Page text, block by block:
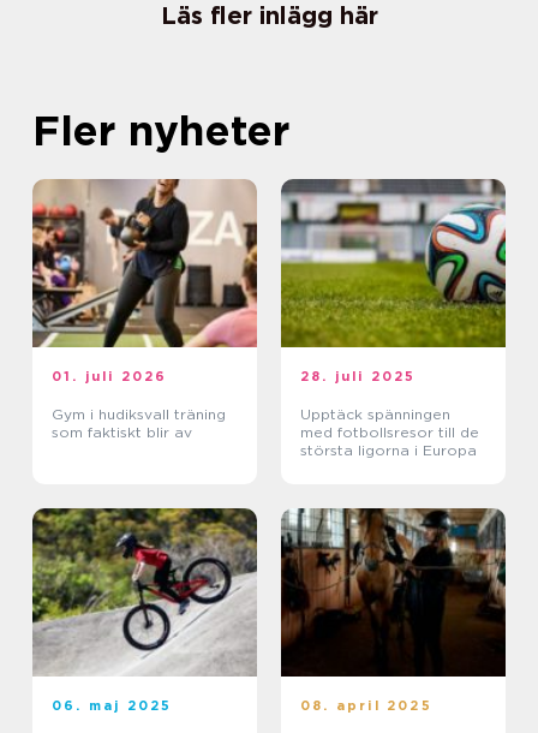
Läs fler inlägg här
Fler nyheter
01. juli 2026
Gym i hudiksvall träning
som faktiskt blir av
28. juli 2025
Upptäck spänningen
med fotbollsresor till de
största ligorna i Europa
06. maj 2025 08. april 2025